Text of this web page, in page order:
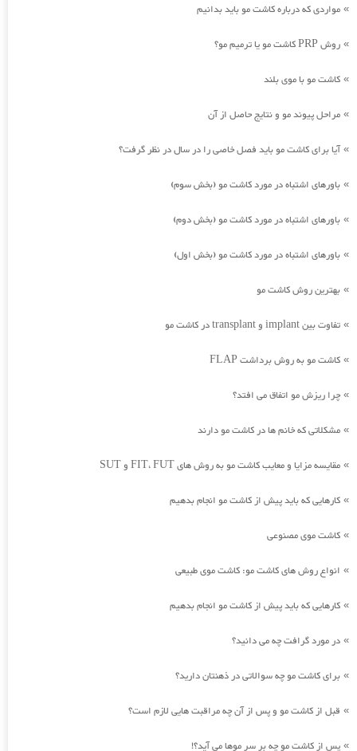
» مواردی که درباره کاشت مو باید بدانیم
» روش PRP کاشت مو یا ترمیم مو؟
» کاشت مو با موی بلند
» مراحل پیوند مو و نتایج حاصل از آن
»آیا برای کاشت مو باید فصل خاصی را در سال در نظر گرفت؟
» باورهای اشتباه در مورد کاشت مو (بخش سوم)
» باورهای اشتباه در مورد کاشت مو (بخش دوم)
» باورهای اشتباه در مورد کاشت مو (بخش اول)
» بهترین روش کاشت مو
» تفاوت بین implant و transplant در کاشت مو
» کاشت مو به روش برداشت FLAP
» چرا ریزش مو اتفاق می افتد؟
» مشکلاتی که خانم ها در کاشت مو دارند
» مقایسه مزایا و معایب کاشت مو به روش های FIT، FUT و SUT
» کارهایی که باید پیش از کاشت مو انجام بدهیم
» کاشت موی مصنوعی
» انواع روش های کاشت مو: کاشت موی طبیعی
» کارهایی که باید پیش از کاشت مو انجام بدهیم
» در مورد گرافت چه می دانید؟
» برای کاشت مو چه سوالاتی در ذهنتان دارید؟
» قبل از کاشت مو و پس از آن چه مراقبت هایی لازم است؟
» پس از کاشت مو چه بر سر موها می آید؟!